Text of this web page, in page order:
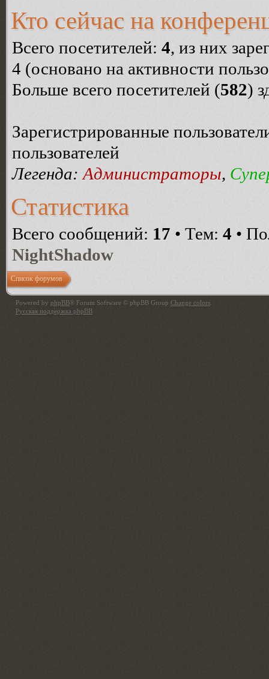
Кто сейчас на
Всего посетителей: 4, из них
4 (основано на активности
Больше всего посетителей (582)
Зарегистрированные
пользователей
Легенда: Администраторы,
Статистика
Всего сообщений: 17 • Тем: 4 •
NightShadow
Список форумов
Powered by phpBB® Forum Software © phpBB Group Change colors
Русская поддержка phpBB